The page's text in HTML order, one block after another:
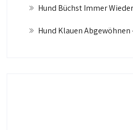
Hund Büchst Immer
Hund Klauen Abgewöhnen